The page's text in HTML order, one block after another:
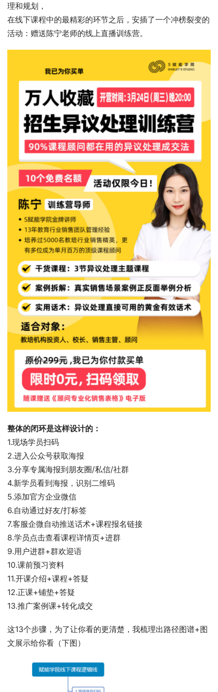
理和规划，
在线下课程中的最精彩的环节之后，安插了一个冲榜裂变的
活动：赠送陈宁老师的线上直播训练营。
整体的闭环是这样设计的：
1.现场学员扫码
2.进入公众号获取海报
3.分享专属海报到朋友圈/私信/社群
4.新学员看到海报，识别二维码
5.添加官方企业微信
6.自动通过好友/打标签
7.客服企微自动推送话术+课程报名链接
8.学员点击查看课程详情页+进群
9.用户进群+群欢迎语
10.课前预习资料
11.开课介绍+课程+答疑
12.正课+铺垫+答疑
13.推广案例课+转化成交
这13个步骤，为了让你看的更清楚，我梳理出路径图谱+图
文展示给你看（下图）